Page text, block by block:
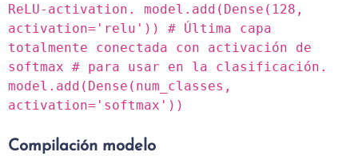
ReLU-activation. model.add(Dense(128,
activation='relu')) # Última capa
totalmente conectada con activación de
softmax # para usar en la clasificación.
model.add(Dense(num_classes,
activation='softmax'))
Compilación modelo